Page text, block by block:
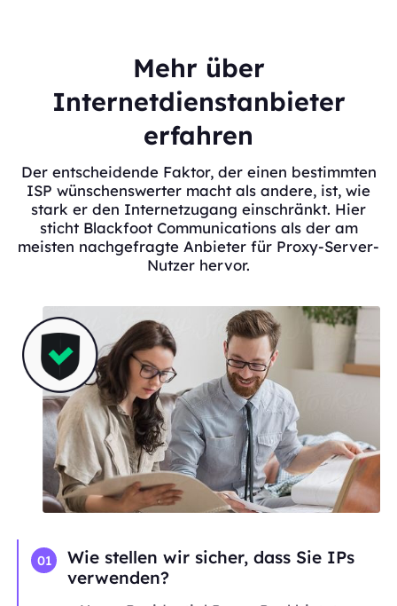
Mehr über
Internetdienstanbieter
erfahren
Der entscheidende Faktor, der einen bestimmten
ISP wünschenswerter macht als andere, ist, wie
stark er den Internetzugang einschränkt. Hier
sticht Blackfoot Communications als der am
meisten nachgefragte Anbieter für Proxy-Server-
Nutzer hervor.
01
Wie stellen wir sicher, dass Sie IPs
verwenden?